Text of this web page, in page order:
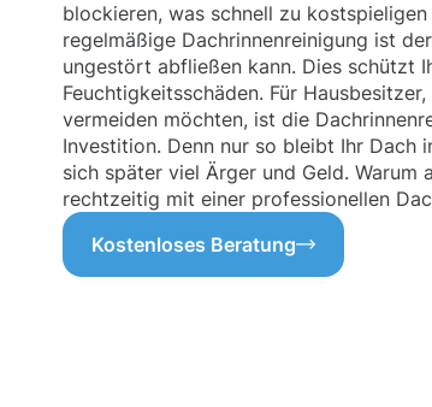
blockieren, was schnell zu
regelmäßige Dachrinnenreinigung ist
ungestört abfließen kann. Dies schützt
Feuchtigkeitsschäden. Für
vermeiden möchten, ist die
Investition. Denn nur so bleibt Ihr Dach
sich später viel Ärger und Geld. Warum
rechtzeitig mit einer professionellen
Kostenloses Beratung